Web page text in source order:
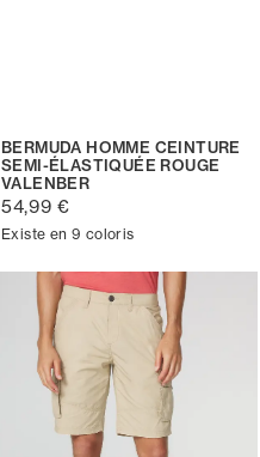
BERMUDA HOMME CEINTURE
SEMI-ÉLASTIQUÉE ROUGE
VALENBER
54,99 €
Existe en 9 coloris